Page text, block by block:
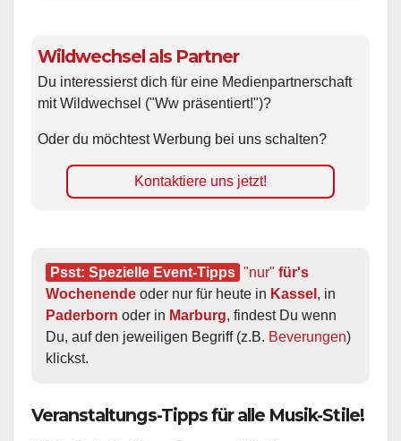
Wildwechsel als Partner
Du interessierst dich für eine Medienpartnerschaft
mit Wildwechsel ("Ww präsentiert!")?
Oder du möchtest Werbung bei uns schalten?
Kontaktiere uns jetzt!
Psst: Spezielle Event-Tipps "nur" für's
Wochenende oder nur für heute in Kassel
Paderborn oder in Marburg, findest Du wenn
Du, auf den jeweiligen Begriff (z.B. Beverungen)
klickst.
Veranstaltungs-Tipps für alle Musik-Stile!